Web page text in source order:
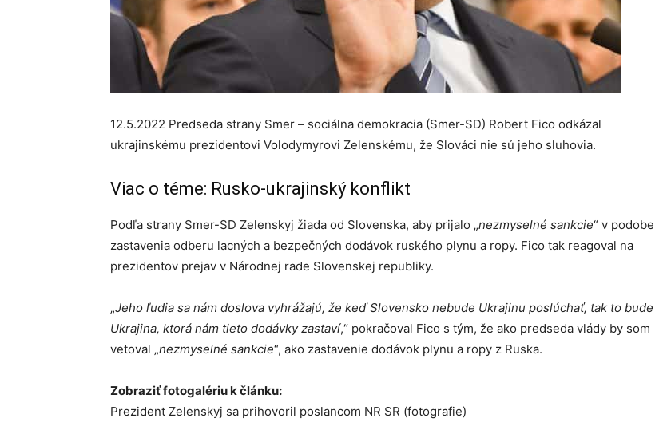
12.5.2022 Predseda strany Smer – sociálna demokracia (Smer-SD) Robert Fico odkázal
ukrajinskému prezidentovi Volodymyrovi Zelenskému, že Slováci nie sú jeho sluhovia.
Viac o téme: Rusko-ukrajinský konflikt
Podľa strany Smer-SD Zelenskyj žiada od Slovenska, aby prijalo „nezmyselné sankcie“ v podobe
zastavenia odberu lacných a bezpečných dodávok ruského plynu a ropy. Fico tak reagoval na
prezidentov prejav v Národnej rade Slovenskej republiky.
„Jeho ľudia sa nám doslova vyhrážajú, že keď Slovensko nebude Ukrajinu poslúchať, tak to bude
Ukrajina, ktorá nám tieto dodávky zastaví,“ pokračoval Fico s tým, že ako predseda vlády by som
vetoval „nezmyselné sankcie“, ako zastavenie dodávok plynu a ropy z Ruska.
Zobraziť fotogalériu k článku:
Prezident Zelenskyj sa prihovoril poslancom NR SR (fotografie)